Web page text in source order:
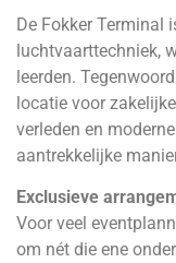
De Fokker Terminal
luchtvaarttechniek,
leerden.
locatie voor
verleden en
aantrekkelijke
Exclusieve
Voor veel
om nét die ene